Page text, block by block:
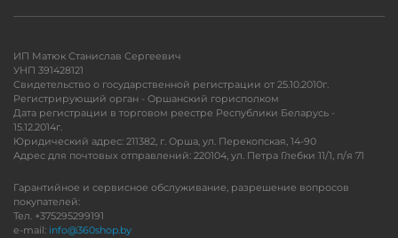
ИП Матюк Станислав Сергеевич
УНП 391428121
Свидетельство о государственной регистрации от 25.10.2010г.
Регистрирующий орган - Оршанский горисполком
Дата регистрации в торговом реестре Республики Беларусь -
15.12.2014г.
Юридический адрес: 211382, г. Орша, ул. Перекопская, 14-90
Адрес для почтовых отправлений: 220104, ул. Петра Глебки 11/1, п/я 71
Гарантийное и сервисное обслуживание, разрешение вопросов
покупателей:
Тел. +375295299191
e-mail: info@360shop.by